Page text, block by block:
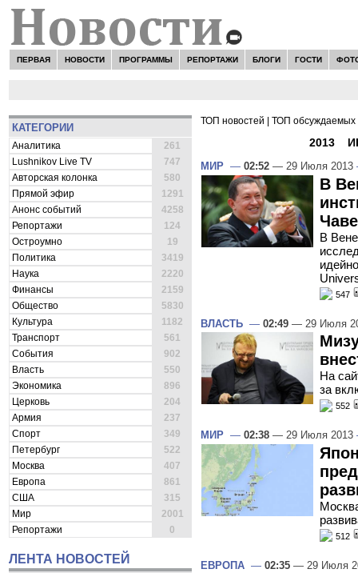
ПЕРВАЯ НОВОСТИ ПРОГРАММЫ РЕПОРТАЖИ БЛОГИ ГОСТИ
КАТЕГОРИИ
Аналитика
261
Lushnikov Live TV
747
Авторская колонка
580
Прямой эфир
1291
Анонс событий
4258
Репортажи
124
Остроумно
19
Политика
3419
Наука
2220
Финансы
2159
Общество
5830
Культура
1182
Транспорт
561
События
902
Власть
550
Экономика
896
Церковь
204
Армия
237
Спорт
349
Петербург
522
Москва
407
Европа
861
США
315
Мир
2001
Репортажи
0
ЛЕНТА НОВОСТЕЙ
ТОП новостей ТОП обсуждаемых
2013
МИР — 02:52 — 29 Июля 2013
В
В
547
ВЛАСТЬ — 02:49 — 29 Июля
На
за
552
МИР — 02:38 — 29 Июля 2013
512
ЕВРОПА — 02:35 — 29 Июля